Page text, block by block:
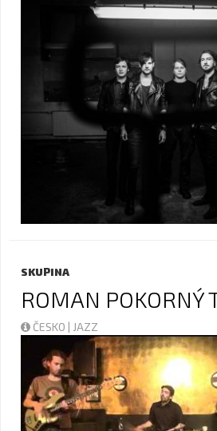
SKUPINA
ROMAN POKORNÝ
ČESKO | JAZZ